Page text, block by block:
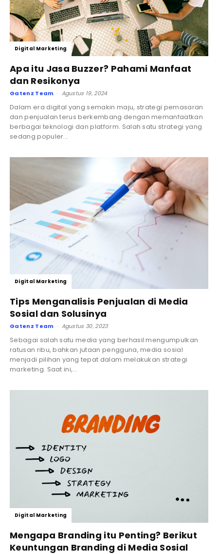
Digital Marketing
Apa itu Jasa Buzzer? Pahami Manfaat
dan Resikonya
Gatenz Team - Agustus 19, 2024
Dalam era digital yang semakin maju, strategi pemasaran
dan penjualan terus berkembang dengan memanfaatkan
berbagai teknologi dan platform. Salah satu strategi yang
sedang populer...
Digital Marketing
Tips Menganalisis Penjualan di Media
Sosial dan Solusinya
Gatenz Team - Agustus 30, 2023
Sebagai salah satu media yang berhasil mengumpulkan
ratusan ribu, bahkan jutaan pengguna, media sosial
menjadi pilihan yang tepat dalam melakukan strategi
marketing. Saat ini,...
Digital Marketing
Mengapa Branding itu Penting? Berikut
Keuntungan Branding di Media Sosial